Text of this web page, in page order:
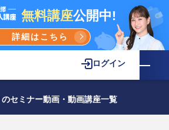
無料講座公開中!
詳細はこちら
ログイン
のセミナー動画・動画講座一覧